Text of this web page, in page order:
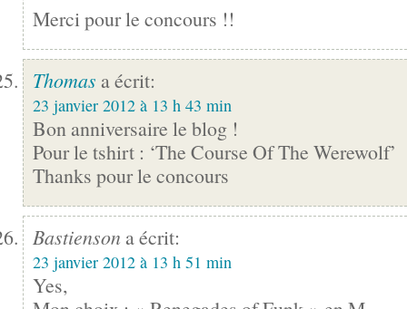
Merci pour le concours !!
Thomas a écrit:
23 janvier 2012 à 13 h 43 min
Bon anniversaire le blog !
Pour le tshirt : ‘The Course Of The Werewolf’
Thanks pour le concours
Bastienson a écrit:
23 janvier 2012 à 13 h 51 min
Yes,